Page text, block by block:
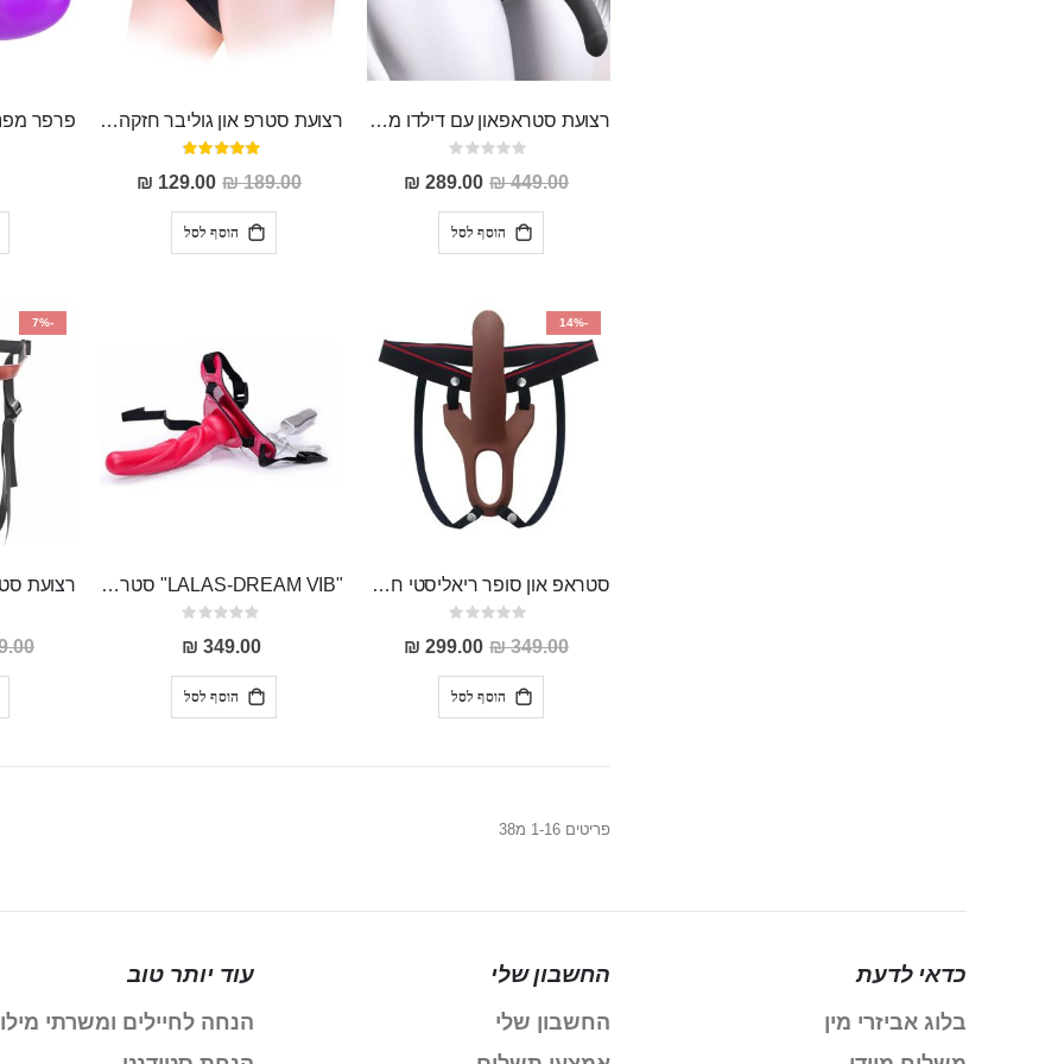
רצועת סטראפאון עם דילדו מעולה מסיליקון רפואי 17.5 ס"מ אורך 3 ס"מ "Miro"
Rating:
449.00 ₪
מחיר
מבצע
289.00 ₪
הוסף לסל
רצועת סטרפ און גוליבר חזקה ואמינה ,מתאימה לשני בני הזוג ולמגוון רחב של הדילדואים
דירוג:
189.00 ₪
מחיר
מבצע
129.00 ₪
הוסף לסל
-14%
סטראפ און סופר ריאליסטי חלול מסיליקון רפואי עם רצועת עור נוחה ומתאימה לכל מבנה גוף "Hu-Tu "
Rating:
349.00 ₪
מחיר
מבצע
299.00 ₪
הוסף לסל
"LALAS-DREAM VIB" סטראפ און מעולה מסיליקון רפואי רוטט
Rating:
349.00 ₪
הוסף לסל
-7%
₪
פריטים 1 -16 מ38
כדאי לדעת
בלוג אביזרי מין
החשבון שלי
החשבון שלי
עוד יותר טוב
הנחה לחיילים ומשרתי